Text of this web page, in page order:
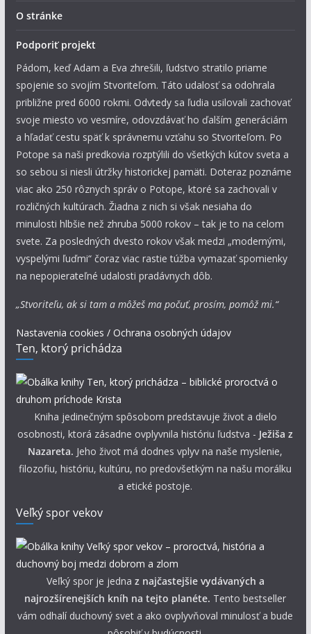
O stránke
Podporiť projekt
Pádom, keď Adam a Eva zhrešili, ľudstvo stratilo priame
spojenie so svojím Stvoriteľom. Táto udalosť sa odohrala
približne pred 6000 rokmi. Odvtedy sa ľudia usilovali zachovať
svoje miesto vo vesmíre, odovzdávať ho ďalším generáciám
a hľadať cestu späť k správnemu vzťahu so Stvoriteľom. Po
Potope sa naši predkovia rozptýlili do všetkých kútov sveta a
so sebou si niesli útržky historickej pamäti. Doteraz poznáme
viac ako 250 rôznych správ o Potope, ktoré sa zachovali v
rozličných kultúrach. Žiadna z nich si však nesiaha do
minulosti hlbšie než zhruba 5000 rokov – tak je to na celom
svete. Za posledných dvesto rokov však medzi „modernými,
vyspelými ľuďmi“ čoraz viac rastie túžba vymazať spomienky
na nepopierateľné udalosti pradávnych dôb.
„Stvoriteľu, ak si tam a môžeš ma počuť, prosím, pomôž mi.“
Nastavenia cookies / Ochrana osobných údajov
Ten, ktorý prichádza
Kniha jedinečným spôsobom predstavuje život a dielo
osobnosti, ktorá zásadne ovplyvnila históriu ľudstva - Ježiša z
Nazareta. Jeho život má dodnes vplyv na naše myslenie,
filozofiu, históriu, kultúru, no predovšetkým na našu morálku
a etické postoje.
Veľký spor vekov
Veľký spor je jedna z najčastejšie vydávaných a
najrozšírenejších kníh na tejto planéte. Tento bestseller
vám odhalí duchovný svet a ako ovplyvňoval minulosť a bude